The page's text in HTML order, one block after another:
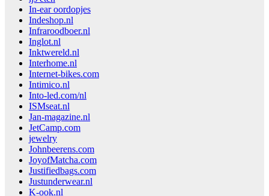
In-ear oordopjes
Indeshop.nl
Infraroodboer.nl
Inglot.nl
Inktwereld.nl
Interhome.nl
Internet-bikes.com
Intimico.nl
Into-led.com/nl
ISMseat.nl
Jan-magazine.nl
JetCamp.com
jewelry
Johnbeerens.com
JoyofMatcha.com
Justifiedbags.com
Justunderwear.nl
K-ook.nl